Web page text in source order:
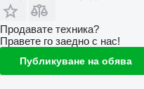
Продавате техника?
Правете го заедно с нас!
Публикуване на обява